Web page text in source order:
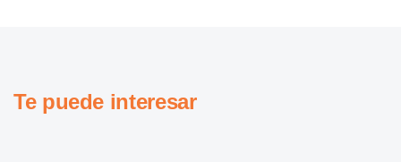
Te puede interesar